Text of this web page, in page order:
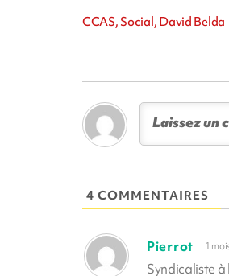
CCAS, Social, David Belda
4 COMMENTAIRES
Pierrot 1
Syndicaliste à